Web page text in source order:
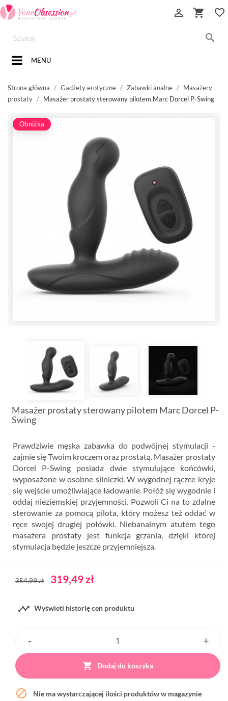
favorite_border



MENU
Strona główna Gadżety erotyczne Zabawki analne
Masażery
prostaty
Masażer prostaty sterowany pilotem Marc Dorcel P-Swing
Obniżka
Masażer prostaty sterowany pilotem Marc Dorcel P-
Swing
Prawdziwie męska zabawka do podwójnej stymulacji -
zajmie się Twoim kroczem oraz prostatą. Masażer prostaty
Dorcel P-Swing posiada dwie stymulujące końcówki,
wyposażone w osobne silniczki. W wygodnej rączce kryje
się wejście umożliwiające ładowanie. Połóż się wygodnie i
oddaj nieziemskiej przyjemności. Pozwoli Ci na to zdalne
sterowanie za pomocą pilota, który możesz też oddać w
ręce swojej drugiej połówki. Niebanalnym atutem tego
masażera prostaty jest funkcja grzania, dzięki której
stymulacja będzie jeszcze przyjemniejsza.
354,99 zł 319,49 zł
 Wyświetl historię cen produktu
 Dodaj do koszyka
 Nie ma wystarczającej ilości produktów w magazynie